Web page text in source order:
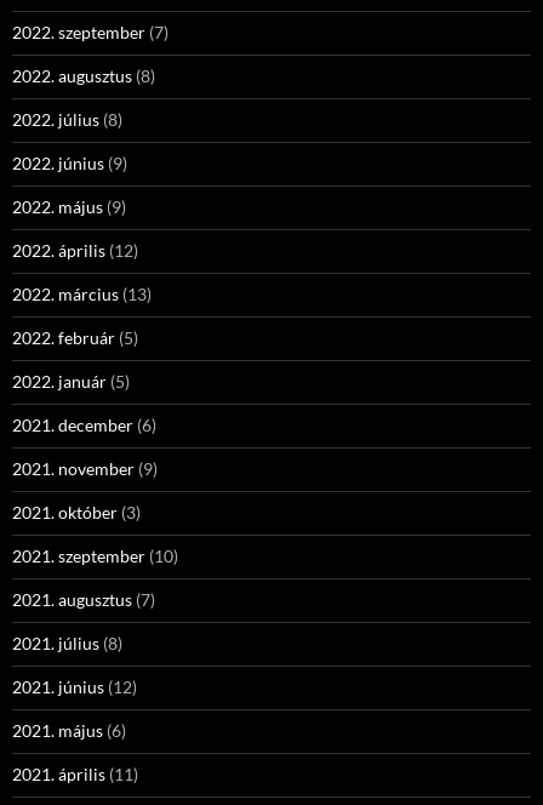
2022. szeptember (7)
2022. augusztus (8)
2022. július (8)
2022. június (9)
2022. május (9)
2022. április (12)
2022. március (13)
2022. február (5)
2022. január (5)
2021. december (6)
2021. november (9)
2021. október (3)
2021. szeptember (10)
2021. augusztus (7)
2021. július (8)
2021. június (12)
2021. május (6)
2021. április (11)